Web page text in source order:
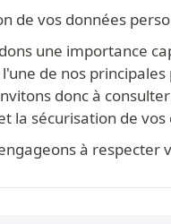
de vos données
une importance
l'une de nos
donc à
la sécurisation de
à respecter